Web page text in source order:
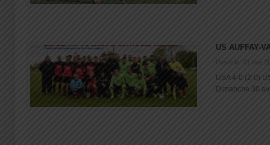
US AUFFAY-
Posté le: 01 mai
USA 4-0 (2-0)
Dimanche 30